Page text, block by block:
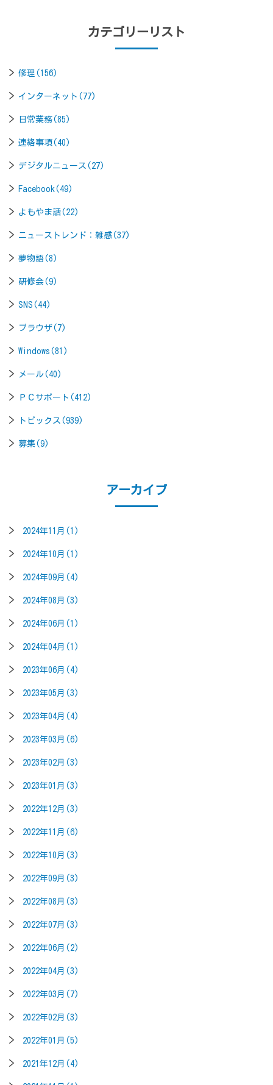
カテゴリーリスト
修理(156)
インターネット(77)
日常業務(85)
連絡事項(40)
デジタルニュース(27)
Facebook(49)
よもやま話(22)
ニューストレンド：雑感(37)
夢物語(8)
研修会(9)
SNS(44)
ブラウザ(7)
Windows(81)
メール(40)
ＰＣサポート(412)
トピックス(939)
募集(9)
アーカイブ
2024年11月(1)
2024年10月(1)
2024年09月(4)
2024年08月(3)
2024年06月(1)
2024年04月(1)
2023年06月(4)
2023年05月(3)
2023年04月(4)
2023年03月(6)
2023年02月(3)
2023年01月(3)
2022年12月(3)
2022年11月(6)
2022年10月(3)
2022年09月(3)
2022年08月(3)
2022年07月(3)
2022年06月(2)
2022年04月(3)
2022年03月(7)
2022年02月(3)
2022年01月(5)
2021年12月(4)